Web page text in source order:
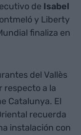
de Isabel
y Liberty
finaliza en
del Vallès
respecto a la
Catalunya. El
recuerda
instalación con